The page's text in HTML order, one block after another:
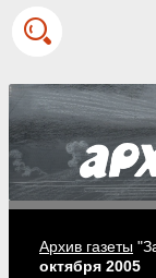
Архив газеты
октября 2005